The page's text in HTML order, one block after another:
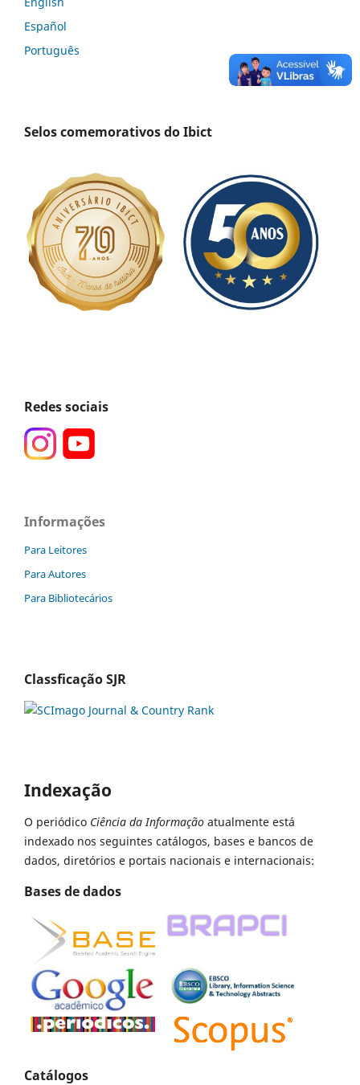
Español
Português
Selos comemorativos do Ibict
Redes sociais
Informações
Para Leitores
Para Autores
Para Bibliotecários
Classficação SJR
Indexação
O periódico Ciência da Informação atualmente está
indexado nos seguintes catálogos, bases e bancos de
dados, diretórios e portais nacionais e internacionais:
Bases de dados
Catálogos